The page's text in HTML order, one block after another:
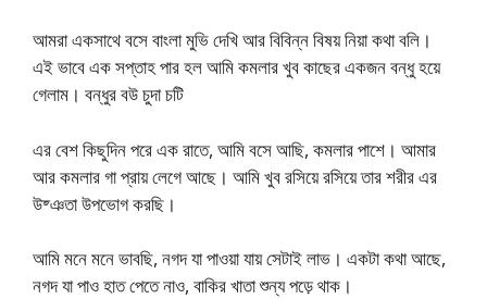
আমরা একসাথে বসে বাংলা মুভি দেখি আর বিবিন্ন বিষয় নিয়া কথা বলি।
এই ভাবে এক সপ্তাহ পার হল আমি কমলার খুব কাছের একজন বন্ধু হয়ে
গেলাম। বন্ধুর বউ চুদা চটি
এর বেশ কিছুদিন পরে এক রাতে, আমি বসে আছি, কমলার পাশে। আমার
আর কমলার গা প্রায় লেগে আছে। আমি খুব রসিয়ে রসিয়ে তার শরীর এর
উষ্ঞতা উপভোগ করছি।
আমি মনে মনে ভাবছি, নগদ যা পাওয়া যায় সেটাই লাভ। একটা কথা আছে,
নগদ যা পাও হাত পেতে নাও, বাকির খাতা শুন্য পড়ে থাক।